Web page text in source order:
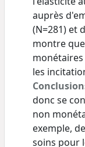
auprès
(N=281) et
montre
les
donc se
non
exemple,
soins pour